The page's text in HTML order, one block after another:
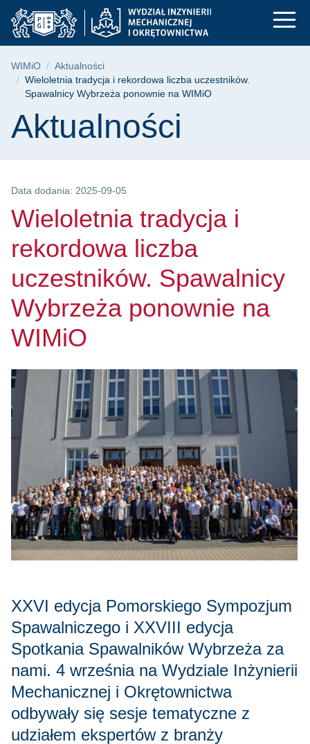
Przejdź
do
menu
Przejdź
do
wyszukiwarki
Przejdź
do
treści
Wieloletnia tradycja
Ścieżka nawigacyjna
WIMiO
Aktualności
Wieloletnia tradycja i rekordowa liczba uczestników.
Spawalnicy Wybrzeża ponownie na WIMiO
Treść strony
Aktualności
Data dodania: 2025-09-05
Wieloletnia tradycja i
rekordowa liczba
uczestników. Spawalnicy
Wybrzeża ponownie na
WIMiO
XXVI edycja Pomorskiego Sympozjum
Spawalniczego i XXVIII edycja
Spotkania Spawalników Wybrzeża za
nami. 4 września na Wydziale Inżynierii
Mechanicznej i Okrętownictwa
odbywały się sesje tematyczne z
udziałem ekspertów z branży